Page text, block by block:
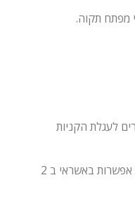
מפתח תקוה.
לעגלת הקניות
לתשלום במזומן / בהעברה בנקאית / אפשרות באשראי ב 2